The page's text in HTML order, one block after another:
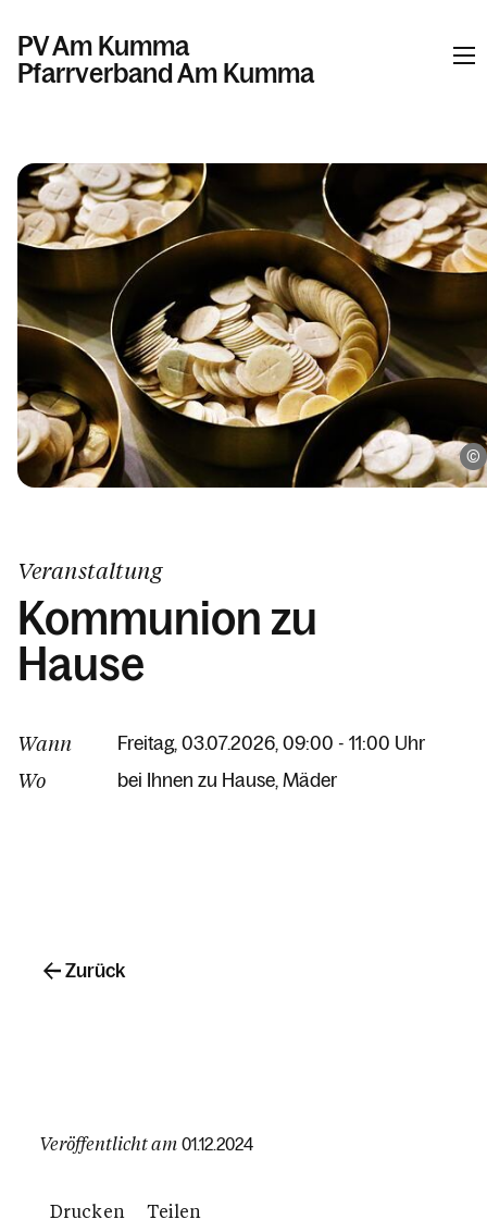
PV Am Kumma
Pfarrverband Am Kumma
Kalender
Personen
Kontakt
Veranstaltung
Kommunion zu
Hause
Wann Freitag, 03.07.2026, 09:00 - 11:00 Uhr
Wo bei Ihnen zu Hause Mäder
Veröffentlicht am 01.12.2024
Drucken Teilen
Zurück